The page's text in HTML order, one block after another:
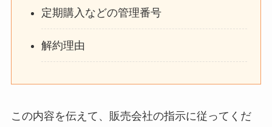
定期購入などの管理番号
解約理由
この内容を伝えて、販売会社の指示に従ってくだ